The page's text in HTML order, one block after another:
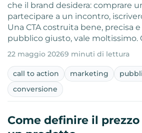
che il brand desidera: comprare
partecipare a un incontro,
Una CTA costruita bene, precisa
pubblico giusto, vale moltissimo.
22 maggio 20269 minuti di lettura
call to action marketing
conversione
Come definire il